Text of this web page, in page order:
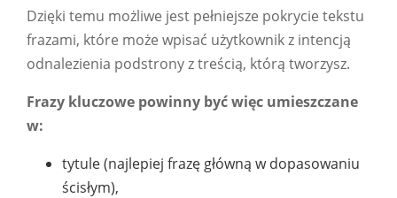
Dzięki temu możliwe jest pełniejsze pokrycie tekstu
frazami, które może wpisać użytkownik z intencją
odnalezienia podstrony z treścią, którą tworzysz.
Frazy kluczowe powinny być więc umieszczane
w:
tytule (najlepiej frazę główną w dopasowaniu
ścisłym),